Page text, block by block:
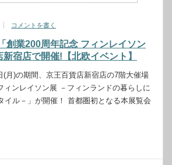
コメントを書く
創業200周年記念 フィンレイソン
宿店で開催!【北欧イベント】
(月)の期間、京王百貨店新宿店の7階大催場
ィンレイソン展 －フィンランドの暮らしに
イル－」が開催！ 首都圏初となる本展覧会